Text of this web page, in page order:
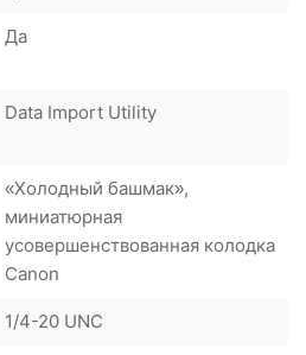
Да
Data Import Utility
«Холодный башмак»,
миниатюрная
усовершенствованная колодка
Canon
1/4-20 UNC